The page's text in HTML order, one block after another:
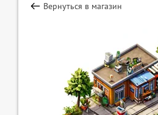
Вернуться в магазин